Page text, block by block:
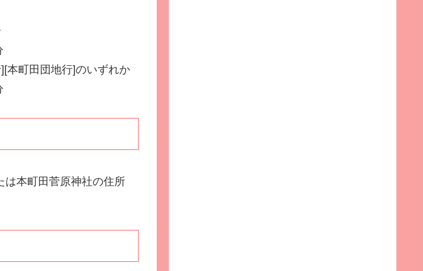
本町田団地行]のいずれか
は本町田菅原神社の住所